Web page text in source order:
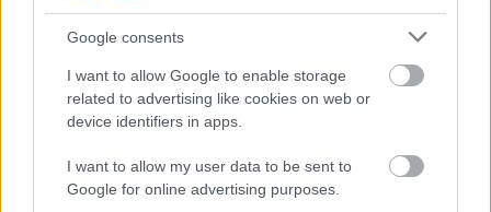
Google consents
I want to allow Google to enable storage
related to advertising like cookies on web or
device identifiers in apps.
I want to allow my user data to be sent to
Google for online advertising purposes.